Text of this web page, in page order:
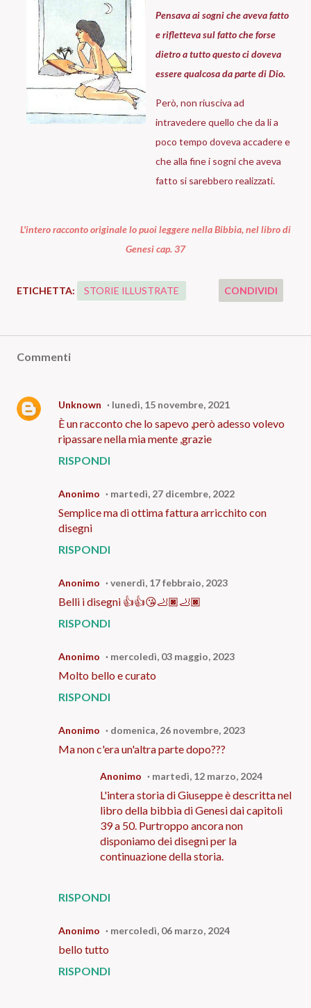
Pensava ai sogni che aveva fatto
e rifletteva sul fatto che forse
dietro a tutto questo ci doveva
essere qualcosa da parte di Dio.
Però, non riusciva ad
intravedere quello che da li a
poco tempo doveva accadere e
che alla fine i sogni che aveva
fatto si sarebbero realizzati.
L'intero racconto originale lo puoi leggere nella Bibbia, nel libro di
Genesi cap. 37
ETICHETTA: STORIE ILLUSTRATE CONDIVIDI
Commenti
Unknown lunedì, 15 novembre, 2021
È un racconto che lo sapevo ,però adesso volevo
ripassare nella mia mente ,grazie
RISPONDI
Anonimo martedì, 27 dicembre, 2022
Semplice ma di ottima fattura arricchito con
disegni
RISPONDI
Anonimo venerdì, 17 febbraio, 2023
Belli i disegni 👍👍😘🦶🏿🦶🏿
RISPONDI
Anonimo mercoledì, 03 maggio, 2023
Molto bello e curato
RISPONDI
Anonimo domenica, 26 novembre, 2023
Ma non c'era un'altra parte dopo???
RISPONDI
Anonimo martedì, 12 marzo, 2024
L'intera storia di Giuseppe è descritta nel
libro della bibbia di Genesi dai capitoli
39 a 50. Purtroppo ancora non
disponiamo dei disegni per la
continuazione della storia.
Anonimo mercoledì, 06 marzo, 2024
bello tutto
RISPONDI